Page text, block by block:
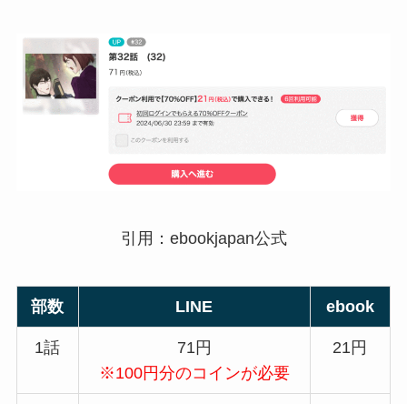
引用：ebookjapan公式
部数 LINE ebook
1話
71円
※100円分のコインが必要
21円